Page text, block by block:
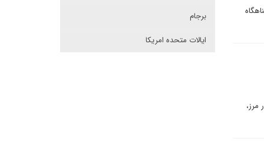
مرز،
برجام
ایالات متحده امریکا